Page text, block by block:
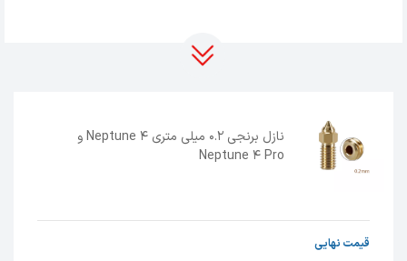
نازل برنجی 0.2 میلی متری Neptune 4 و
Neptune 4 Pro
قیمت نهایی